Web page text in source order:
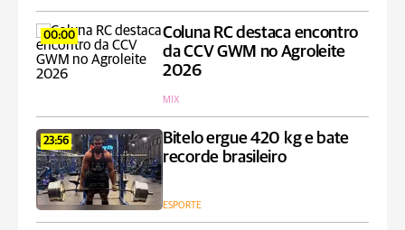
00:00
Coluna RC destaca encontro
da CCV GWM no Agroleite
2026
MIX
23:56
Bitelo ergue 420 kg e bate
recorde brasileiro
ESPORTE